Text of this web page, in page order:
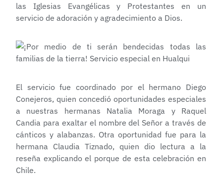
las Iglesias Evangélicas y Protestantes en un
servicio de adoración y agradecimiento a Dios.
El servicio fue coordinado por el hermano Diego
Conejeros, quien concedió oportunidades especiales
a nuestras hermanas Natalia Moraga y Raquel
Candia para exaltar el nombre del Señor a través de
cánticos y alabanzas. Otra oportunidad fue para la
hermana Claudia Tiznado, quien dio lectura a la
reseña explicando el porque de esta celebración en
Chile.